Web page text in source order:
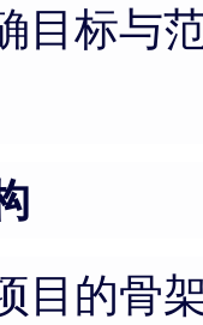
目标与
目的骨